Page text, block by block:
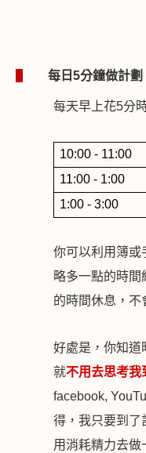
每日 5分鐘做計劃
每天早上花5分
10:00 - 11:00
11:00 - 1:00
1:00 - 3:00
你可以利用簿或
略多一點的時
的時間休息，不
好處是，你知道
就不用去思考我
facebook,
得，我只要到了
用消耗精力去做